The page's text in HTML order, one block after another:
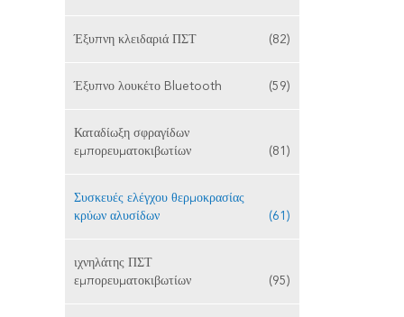
Έξυπνη κλειδαριά ΠΣΤ (82)
Έξυπνο λουκέτο Bluetooth (59)
Καταδίωξη σφραγίδων
εμπορευματοκιβωτίων
(81)
Συσκευές ελέγχου θερμοκρασίας
κρύων αλυσίδων
(61)
ιχνηλάτης ΠΣΤ
εμπορευματοκιβωτίων
(95)